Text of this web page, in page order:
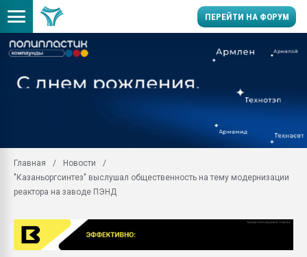
ПЕРЕЙТИ НА ФОРУМ
заводу пластмасс"
первый план в
Главная
Новости
"Казаньоргсинтез" выслушал общественность на тему модернизации
реактора на заводе ПЭНД